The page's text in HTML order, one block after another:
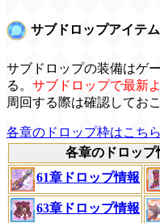
サブドロップアイテ
サブドロップの装備はゲ
る。 サブドロップで最新
周回する際は確認しておこ
各章のドロップ枠はこちら
各章のドロップ
61章ドロップ情報
63章ドロップ情報